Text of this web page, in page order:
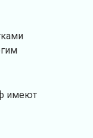
имеют